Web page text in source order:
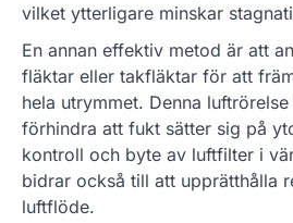
vilket ytterligare minskar
En annan effektiv metod är att
fläktar eller takfläktar för att
hela utrymmet. Denna
förhindra att fukt sätter sig på
kontroll och byte av luftfilter i
bidrar också till att upprätthålla
luftflöde.